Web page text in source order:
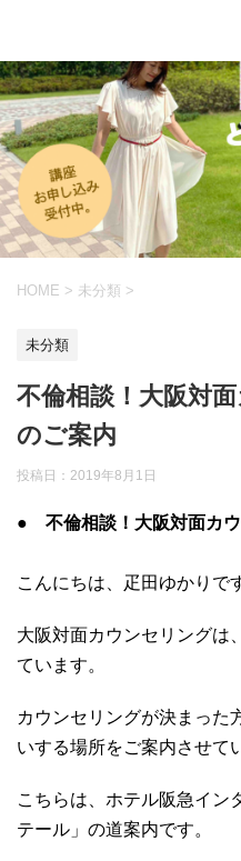
HOME > 未分類 >
未分類
不倫相談！大阪対
のご案内
投稿日： 2019年8月1日
● 不倫相談！大阪対面カ
こんにちは、疋田ゆかりで
大阪対面カウンセリングは
ています。
カウンセリングが決まった
いする場所をご案内させて
こちらは、ホテル阪急イ
テール」の道案内です。